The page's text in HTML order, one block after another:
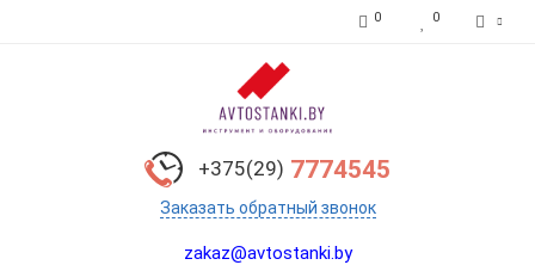
0 0
+375(29) 7774545
Заказать обратный звонок
zakaz@avtostanki.by